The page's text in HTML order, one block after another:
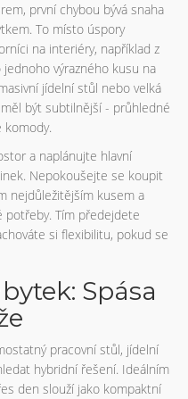
první chybou bývá snaha
To místo úspory
na interiéry, například z
výrazného kusu na
jídelní stůl nebo velká
být subtilnější - průhledné
komody.
a naplánujte hlavní
Nepokoušejte se koupit
nejdůležitějším kusem a
Tím předejdete
si flexibilitu, pokud se
Spása
pracovní stůl, jídelní
hybridní řešení. Ideálním
den slouží jako kompaktní